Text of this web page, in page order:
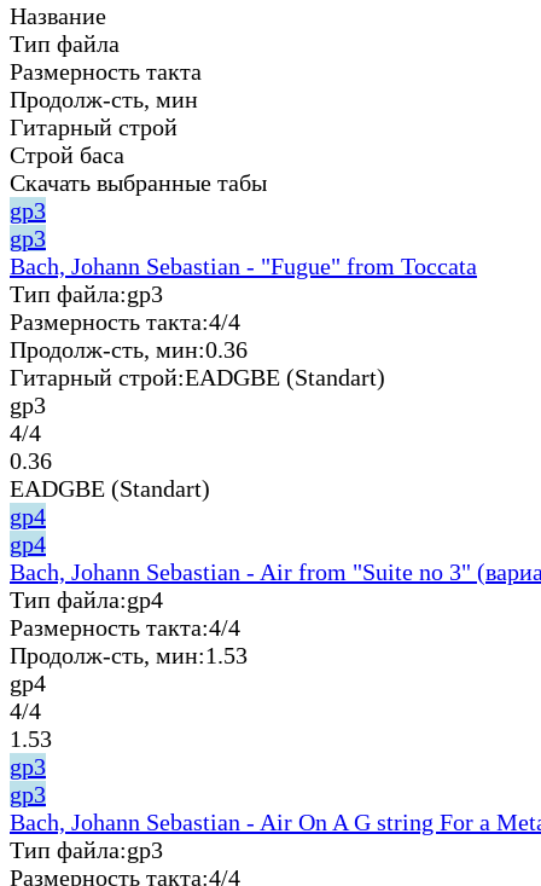
Название
Тип файла
Размерность такта
Продолж-сть, мин
Гитарный строй
Строй баса
Скачать выбранные табы
gp3
gp3
Bach, Johann Sebastian - "Fugue" from Toccata
Тип файла:gp3
Размерность такта:4/4
Продолж-сть, мин:0.36
Гитарный строй:EADGBE (Standart)
gp3
4/4
0.36
EADGBE (Standart)
gp4
gp4
Bach, Johann Sebastian - Air from "Suite no 3"
Тип файла:gp4
Размерность такта:4/4
Продолж-сть, мин:1.53
gp4
4/4
1.53
gp3
gp3
Bach, Johann Sebastian - Air On A G string For a
Тип файла:gp3
Размерность такта:4/4